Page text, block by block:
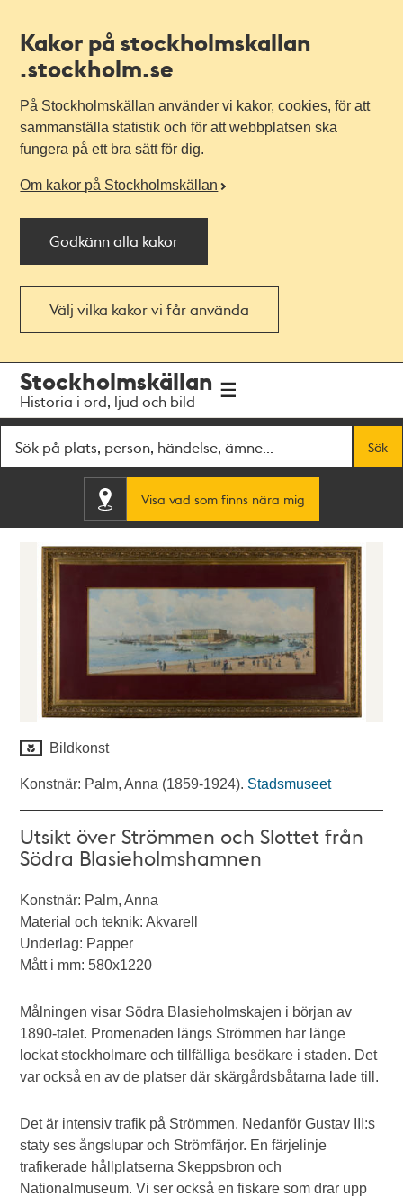
Kakor på stockholmskallan
.stockholm.se
På Stockholmskällan använder vi kakor, cookies, för att
sammanställa statistik och för att webbplatsen ska
fungera på ett bra sätt för dig.
Om kakor på Stockholmskällan
Godkänn alla kakor
Välj vilka kakor vi får använda
navigationen
huvudinnehållet
Stockholmskällan
Historia i ord, ljud och bild
Sök
Visa vad som finns nära mig
Bildkonst
Konstnär: Palm, Anna (1859-1924). Stadsmuseet
Utsikt över Strömmen och Slottet från
Södra Blasieholmshamnen
Konstnär: Palm, Anna
Material och teknik: Akvarell
Underlag: Papper
Mått i mm: 580x1220
Målningen visar Södra Blasieholmskajen i början av
1890-talet. Promenaden längs Strömmen har länge
lockat stockholmare och tillfälliga besökare i staden. Det
var också en av de platser där skärgårdsbåtarna lade till.
Det är intensiv trafik på Strömmen. Nedanför Gustav III:s
staty ses ångslupar och Strömfärjor. En färjelinje
trafikerade hållplatserna Skeppsbron och
Nationalmuseum. Vi ser också en fiskare som drar upp